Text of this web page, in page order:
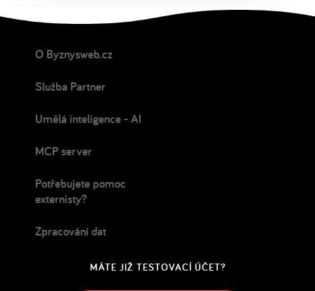
O Byznysweb.cz
Služba Partner
Umělá inteligence - AI
MCP server
Potřebujete pomoc
externisty?
Zpracování dat
MÁTE JIŽ TESTOVACÍ ÚČET?